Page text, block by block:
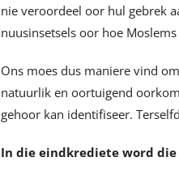
nie veroordeel oor hul gebrek
nuusinsetsels oor hoe
Ons moes dus maniere vind
natuurlik en oortuigend
gehoor kan identifiseer.
In die eindkrediete word die